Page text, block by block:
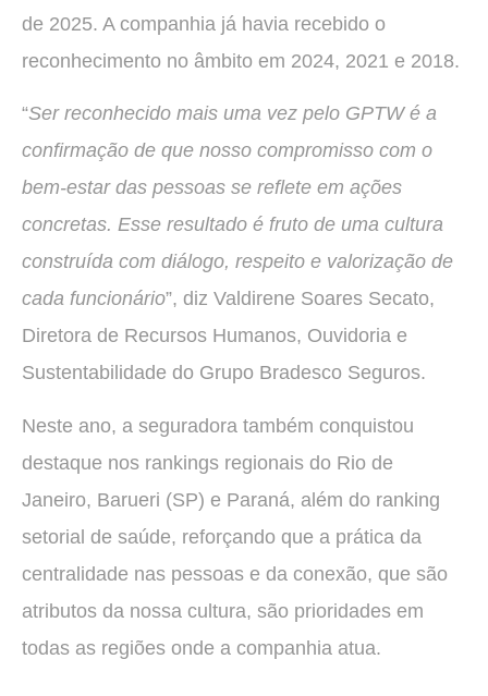
de 2025. A companhia já havia recebido o
reconhecimento no âmbito em 2024, 2021 e 2018.
“Ser reconhecido mais uma vez pelo GPTW é a
confirmação de que nosso compromisso com o
bem-estar das pessoas se reflete em ações
concretas. Esse resultado é fruto de uma cultura
construída com diálogo, respeito e valorização de
cada funcionário”, diz Valdirene Soares Secato,
Diretora de Recursos Humanos, Ouvidoria e
Sustentabilidade do Grupo Bradesco Seguros.
Neste ano, a seguradora também conquistou
destaque nos rankings regionais do Rio de
Janeiro, Barueri (SP) e Paraná, além do ranking
setorial de saúde, reforçando que a prática da
centralidade nas pessoas e da conexão, que são
atributos da nossa cultura, são prioridades em
todas as regiões onde a companhia atua.